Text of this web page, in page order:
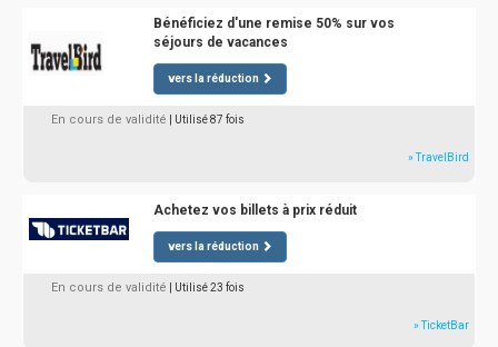
Bénéficiez d'une remise 50% sur vos
séjours de vacances
vers la réduction
En cours de validité | Utilisé 87 fois
» TravelBird
Achetez vos billets à prix réduit
vers la réduction
En cours de validité | Utilisé 23 fois
» TicketBar